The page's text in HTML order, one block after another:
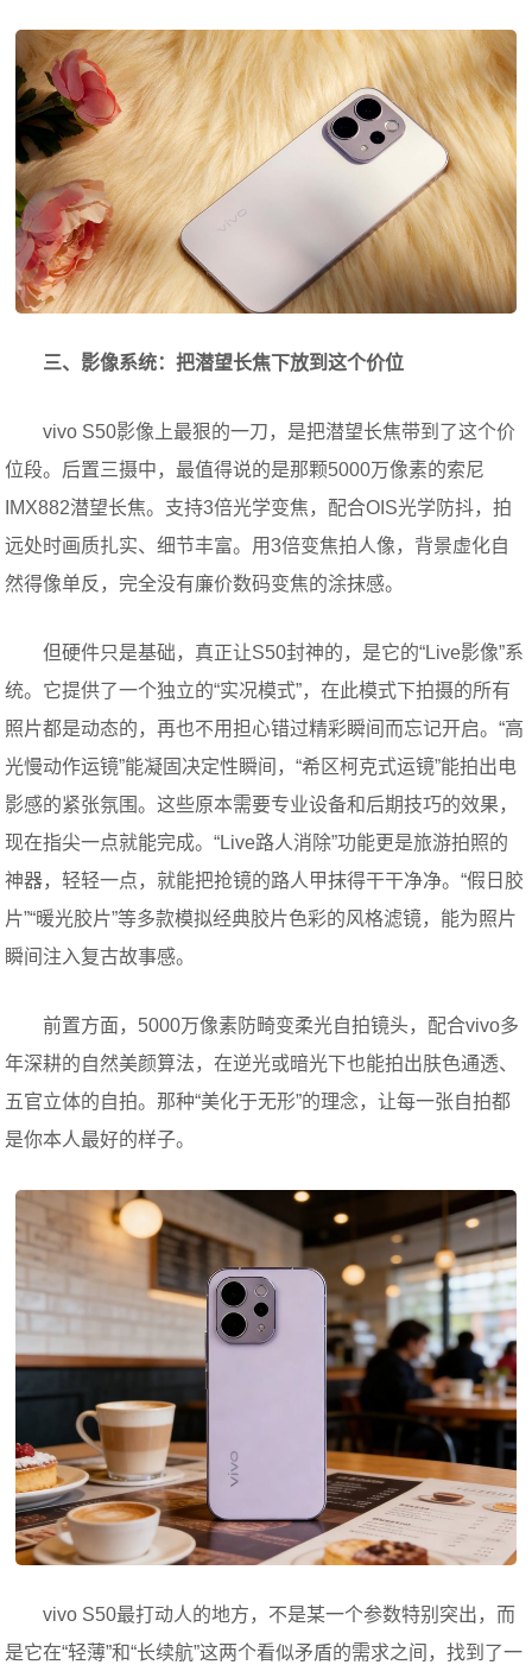
三、影像系统：把潜望长焦下放到这个价位
vivo S50影像上最狠的一刀，是把潜望长焦带到了这个价
位段。后置三摄中，最值得说的是那颗5000万像素的索尼
IMX882潜望长焦。支持3倍光学变焦，配合OIS光学防抖，拍
远处时画质扎实、细节丰富。用3倍变焦拍人像，背景虚化自
然得像单反，完全没有廉价数码变焦的涂抹感。
但硬件只是基础，真正让S50封神的，是它的“Live影像”系
统。它提供了一个独立的“实况模式”，在此模式下拍摄的所有
照片都是动态的，再也不用担心错过精彩瞬间而忘记开启。“高
光慢动作运镜”能凝固决定性瞬间，“希区柯克式运镜”能拍出电
影感的紧张氛围。这些原本需要专业设备和后期技巧的效果，
现在指尖一点就能完成。“Live路人消除”功能更是旅游拍照的
神器，轻轻一点，就能把抢镜的路人甲抹得干干净净。“假日胶
片”“暖光胶片”等多款模拟经典胶片色彩的风格滤镜，能为照片
瞬间注入复古故事感。
前置方面，5000万像素防畸变柔光自拍镜头，配合vivo多
年深耕的自然美颜算法，在逆光或暗光下也能拍出肤色通透、
五官立体的自拍。那种“美化于无形”的理念，让每一张自拍都
是你本人最好的样子。
vivo S50最打动人的地方，不是某一个参数特别突出，而
是它在“轻薄”和“长续航”这两个看似矛盾的需求之间，找到了一